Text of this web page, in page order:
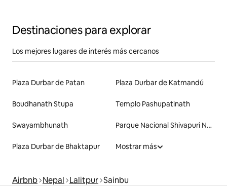
Destinaciones para explorar
Los mejores lugares de interés más cercanos
Plaza Durbar de Patan Plaza Durbar de Katmandú
Boudhanath Stupa Templo Pashupatinath
Swayambhunath Parque Nacional Shivapuri Nagarjun
Plaza Durbar de Bhaktapur Mostrar más
Airbnb Nepal Lalitpur Sainbu